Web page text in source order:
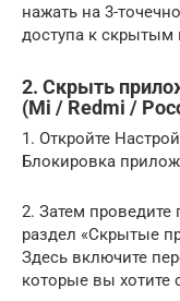
нажать на 3-
доступа к
2. Скрыть
(Mi / Redmi /
1. Откройте
Блокировка
2. Затем
раздел «Скрытые
Здесь включите
которые вы хотите